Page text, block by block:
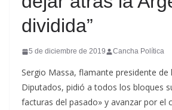
dividida”
5 de diciembre de 2019 Cancha Política
Sergio Massa, flamante presidente de
Diputados, pidió a todos los bloques
facturas del pasado» y avanzar por el